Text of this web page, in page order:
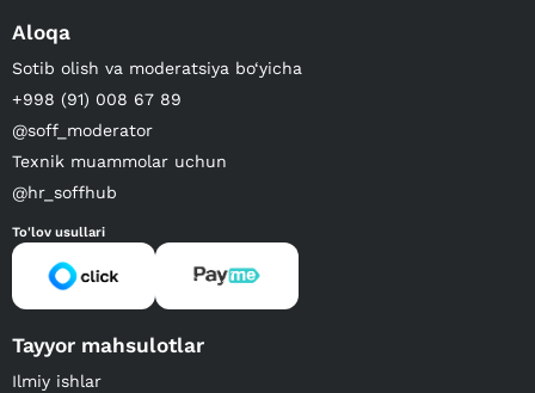
Aloqa
Sotib olish va moderatsiya bo‘yicha
+998 (91) 008 67 89
@soff_moderator
Texnik muammolar uchun
@hr_soffhub
To'lov usullari
Tayyor mahsulotlar
Ilmiy ishlar